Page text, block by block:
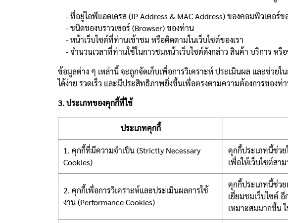
- ที่อยู่ไอพีแอดเดรส (IP Address & MAC Address) ของคอมพิวเตอร์ข
- ชนิดของบราวเซอร์ (Browser) ของท่าน
- หน้าเว็บไซต์ที่ท่านเข้าชม หรือติดตามในเว็บไซต์ของเรา
- จำนวนเวลาที่ท่านใช้ในการชมหน้าเว็บไซต์ดังกล่าว สินค้า บริการ ห
ข้อมูลต่าง ๆ เหล่านี้ จะถูกจัดเก็บเพื่อการวิเคราะห์ ประเมินผล และช่ว
ได้ง่าย รวดเร็ว และมีประสิทธิภาพยิ่งขึ้นเพื่อตรงตามความต้องการของท่
3. ประเภทของคุกกี้ที่ใช้
ประเภทคุกกี้
1. คุกกี้ที่มีความจำเป็น (Strictly Necessary
Cookies)
คุกกี้ประเภทนี้ช่วย
เพื่อให้เว็บไซต์สา
2. คุกกี้เพื่อการวิเคราะห์และประเมินผลการใช้
งาน (Performance Cookies)
คุกกี้ประเภทนี้ช่วย
เยี่ยมชมเว็บไซต์
เหมาะสมมากขึ้น